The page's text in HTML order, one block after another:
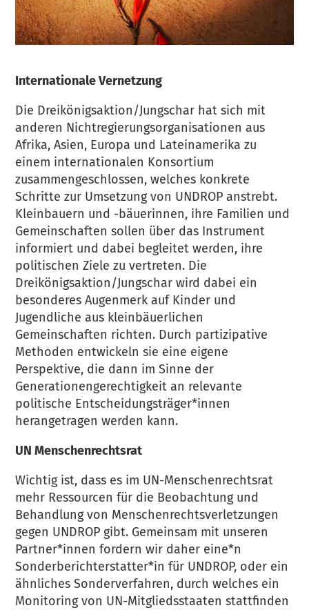
Internationale Vernetzung
Die Dreikönigsaktion/Jungschar hat sich mit
anderen Nichtregierungsorganisationen aus
Afrika, Asien, Europa und Lateinamerika zu
einem internationalen Konsortium
zusammengeschlossen, welches konkrete
Schritte zur Umsetzung von UNDROP anstrebt.
Kleinbauern und -bäuerinnen, ihre Familien und
Gemeinschaften sollen über das Instrument
informiert und dabei begleitet werden, ihre
politischen Ziele zu vertreten. Die
Dreikönigsaktion/Jungschar wird dabei ein
besonderes Augenmerk auf Kinder und
Jugendliche aus kleinbäuerlichen
Gemeinschaften richten. Durch partizipative
Methoden entwickeln sie eine eigene
Perspektive, die dann im Sinne der
Generationengerechtigkeit an relevante
politische Entscheidungsträger*innen
herangetragen werden kann.
UN Menschenrechtsrat
Wichtig ist, dass es im UN-Menschenrechtsrat
mehr Ressourcen für die Beobachtung und
Behandlung von Menschenrechtsverletzungen
gegen UNDROP gibt. Gemeinsam mit unseren
Partner*innen fordern wir daher eine*n
Sonderberichterstatter*in für UNDROP, oder ein
ähnliches Sonderverfahren, durch welches ein
Monitoring von UN-Mitgliedsstaaten stattfinden